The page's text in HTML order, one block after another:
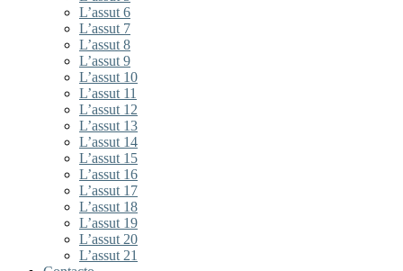
L’assut 6
L’assut 7
L’assut 8
L’assut 9
L’assut 10
L’assut 11
L’assut 12
L’assut 13
L’assut 14
L’assut 15
L’assut 16
L’assut 17
L’assut 18
L’assut 19
L’assut 20
L’assut 21